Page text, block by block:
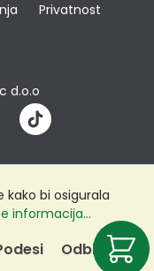
Privatnost
d.o.o
kako bi osigurala
informacija...
Odbij